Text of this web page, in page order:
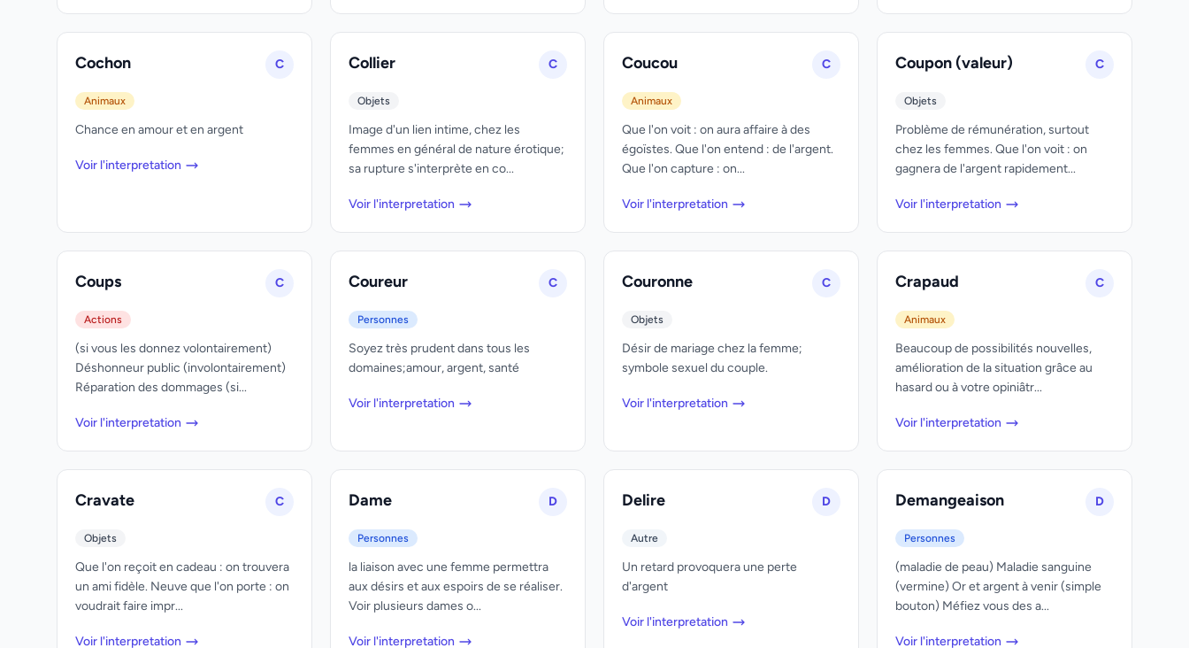
Cochon C
Animaux
Chance en amour et en argent
Voir l'interpretation
Collier C
Objets
Image d'un lien intime, chez les
femmes en général de nature érotique;
sa rupture s'interprète en co...
Voir l'interpretation
Coucou C
Animaux
Que l'on voit : on aura affaire à des
égoïstes. Que l'on entend : de l'argent.
Que l'on capture : on...
Voir l'interpretation
Coupon (valeur) C
Objets
Problème de rémunération, surtout
chez les femmes. Que l'on voit : on
gagnera de l'argent rapidement...
Voir l'interpretation
Coups C
Actions
(si vous les donnez volontairement)
Déshonneur public (involontairement)
Réparation des dommages (si...
Voir l'interpretation
Coureur C
Personnes
Soyez très prudent dans tous les
domaines;amour, argent, santé
Voir l'interpretation
Couronne C
Objets
Désir de mariage chez la femme;
symbole sexuel du couple.
Voir l'interpretation
Crapaud C
Animaux
Beaucoup de possibilités nouvelles,
amélioration de la situation grâce au
hasard ou à votre opiniâtr...
Voir l'interpretation
Cravate C
Objets
Que l'on reçoit en cadeau : on trouvera
un ami fidèle. Neuve que l'on porte : on
voudrait faire impr...
Voir l'interpretation
Dame D
Personnes
la liaison avec une femme permettra
aux désirs et aux espoirs de se réaliser.
Voir plusieurs dames o...
Voir l'interpretation
Delire D
Autre
Un retard provoquera une perte
d'argent
Voir l'interpretation
Demangeaison D
Personnes
(maladie de peau) Maladie sanguine
(vermine) Or et argent à venir (simple
bouton) Méfiez vous des a...
Voir l'interpretation